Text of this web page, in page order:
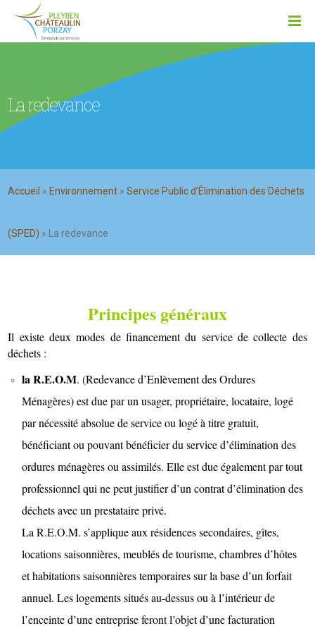
La redevance
Accueil » Environnement »Service Public d’Élimination des Déchets
(SPED) » La redevance
Principes généraux
Il existe deux modes de financement du service de collecte des
déchets :
la R.E.O.M. (Redevance d’Enlèvement des Ordures
Ménagères) est due par un usager, propriétaire, locataire, logé
par nécessité absolue de service ou logé à titre gratuit,
bénéficiant ou pouvant bénéficier du service d’élimination des
ordures ménagères ou assimilés. Elle est due également par tout
professionnel qui ne peut justifier d’un contrat d’élimination des
déchets avec un prestataire privé.
LaR.E.O.M. s’applique aux résidences secondaires, gîtes,
locations saisonnières,meublésde tourisme, chambres d’hôtes
et habitations saisonnières temporaires sur la base d’un forfait
annuel.Les logements situés au-dessus ou à l’intérieur de
l’enceinte d’une entreprise feront l’objet d’une facturation